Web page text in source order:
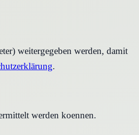
weitergegeben werden, damit
.
werden koennen.